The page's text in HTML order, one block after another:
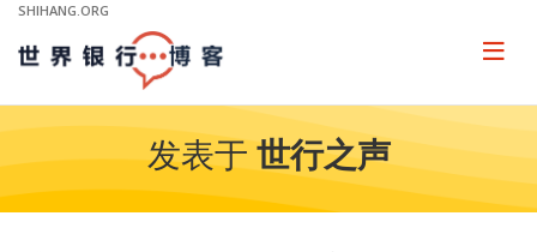
Skip
Main
Navigation
SHIHANG.ORG
Page
发表于 世行之声